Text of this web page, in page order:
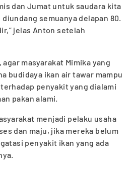
dan Jumat untuk saudara kita
diundang semuanya delapan 80.
jelas Anton setelah
masyarakat Mimika yang
budidaya ikan air tawar mampu
penyakit yang dialami
pakan alami.
menjadi pelaku usaha
dan maju, jika mereka belum
penyakit ikan yang ada